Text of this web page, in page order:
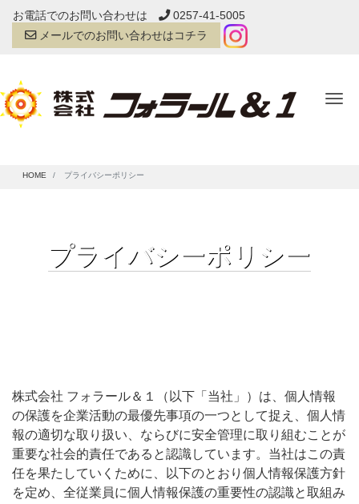
お電話でのお問い合わせは
0257-41-5005
メールでのお問い合わせはコチラ
HOME プライバシーポリシー
プライバシーポリシー
株式会社 フォラール＆１（以下「当社」）は、個人情報
の保護を企業活動の最優先事項の一つとして捉え、個人情
報の適切な取り扱い、ならびに安全管理に取り組むことが
重要な社会的責任であると認識しています。当社はこの責
任を果たしていくために、以下のとおり個人情報保護方針
を定め、全従業員に個人情報保護の重要性の認識と取組み